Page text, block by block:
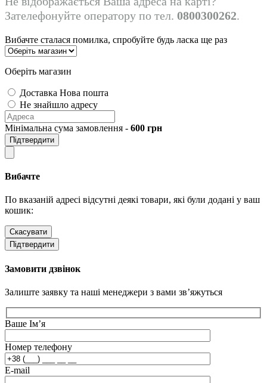
Зателефонуйте оператору по тел. 0800300262.
Вибачте сталася помилка, спробуйте будь ласка ще раз
Оберіть магазин
Доставка Нова пошта
Не знайшло адресу
Мінімальна сума замовлення - 600 грн
Підтвердити
Вибачте
По вказаній адресі відсутні деякі товари, які були додані у ваш
кошик:
Скасувати
Підтвердити
Замовити дзвінок
Залиште заявку та наші менеджери з вами зв’яжуться
Ваше Ім’я
Номер телефону
E-mail